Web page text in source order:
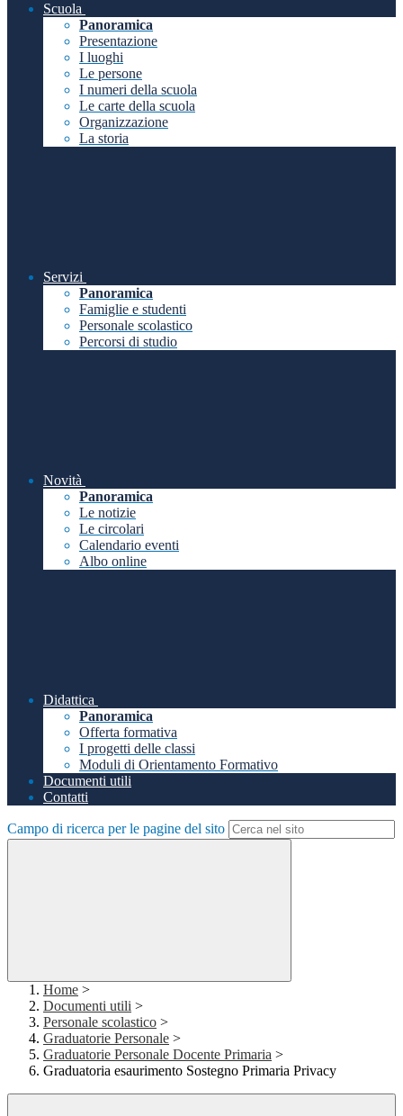
Scuola
Panoramica
Presentazione
I luoghi
Le persone
I numeri della scuola
Le carte della scuola
Organizzazione
La storia
Servizi
Panoramica
Famiglie e studenti
Personale scolastico
Percorsi di studio
Novità
Panoramica
Le notizie
Le circolari
Calendario eventi
Albo online
Didattica
Panoramica
Offerta formativa
I progetti delle classi
Moduli di Orientamento Formativo
Documenti utili
Contatti
Campo di ricerca per le pagine del sito
Home >
Documenti utili >
Personale scolastico >
Graduatorie Personale >
Graduatorie Personale Docente Primaria >
Graduatoria esaurimento Sostegno Primaria Privacy